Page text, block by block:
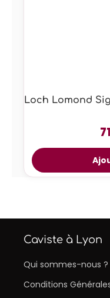
Loch Lomond
Caviste à Lyon
Qui sommes-nous ?
Conditions